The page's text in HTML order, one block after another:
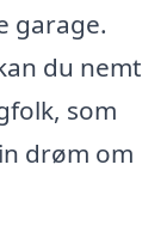
garage.
du nemt
som
drøm om